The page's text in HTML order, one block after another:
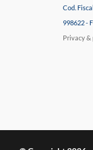
Cod.
998622 -
Privacy &